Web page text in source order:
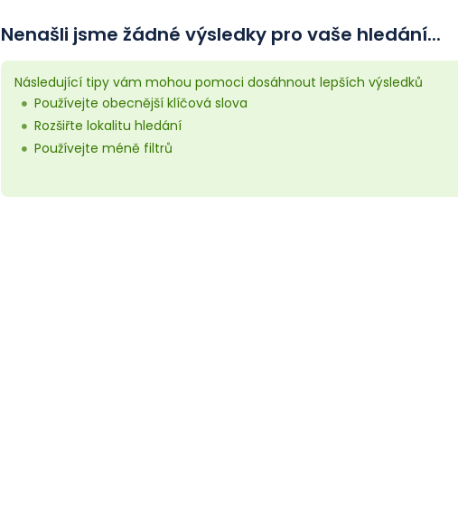
Nenašli jsme žádné výsledky pro vaše hledání...
Následující tipy vám mohou pomoci dosáhnout lepších výsledků
Používejte obecnější klíčová slova
Rozšiřte lokalitu hledání
Používejte méně filtrů